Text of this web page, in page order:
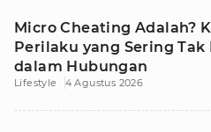
Micro Cheating Adalah?
Perilaku yang Sering Tak
dalam Hubungan
Lifestyle 4 Agustus 2026